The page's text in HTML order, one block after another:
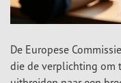
De Europese
die de verplichting om